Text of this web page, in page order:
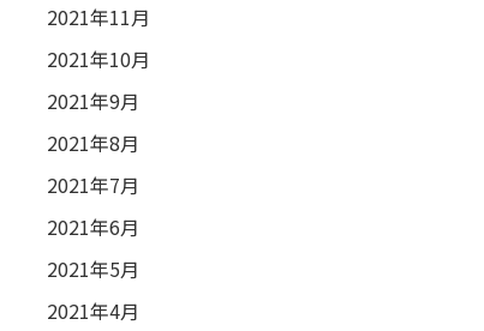
2021年11月
2021年10月
2021年9月
2021年8月
2021年7月
2021年6月
2021年5月
2021年4月